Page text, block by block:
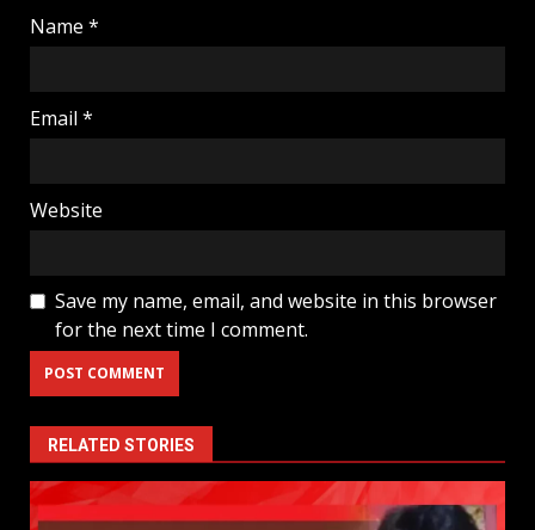
Name *
Email *
Website
Save my name, email, and website in this browser
for the next time I comment.
RELATED STORIES